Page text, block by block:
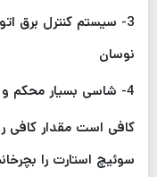
نوسان
4- شاسی بسیار محکم و چرخ دسته بسیار کارآمد ساخته شده.
کافی است مقدار کافی
سوئیچ استارت را